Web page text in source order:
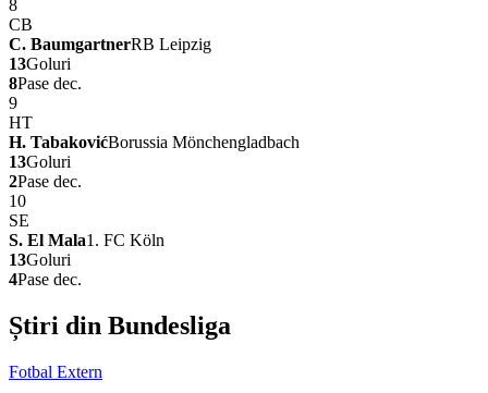
8
CB
C. BaumgartnerRB Leipzig
13Goluri
8Pase dec.
9
HT
H. TabakovićBorussia Mönchengladbach
13Goluri
2Pase dec.
10
SE
S. El Mala1. FC Köln
13Goluri
4Pase dec.
Știri din Bundesliga
Fotbal Extern